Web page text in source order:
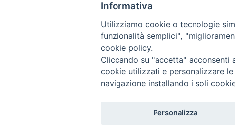
Copyright © 2019 - Tutti i diritti riservati - Vita
Informativa
Utilizziamo cookie o tecnologie
funzionalità semplici",
cookie policy.
Cliccando su "accetta" acconsenti
cookie utilizzati e personalizzare
navigazione installando i soli
Personalizza